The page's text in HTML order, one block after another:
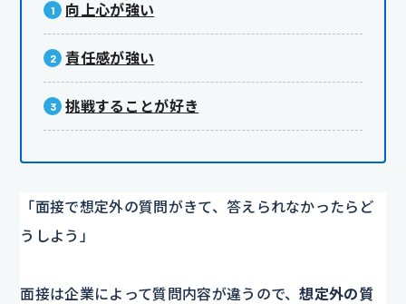
向上心が強い
責任感が強い
挑戦することが好き
「面接で想定外の質問がきて、答えられなかったらど
うしよう」
面接は企業によって質問内容が違うので、想定外の質